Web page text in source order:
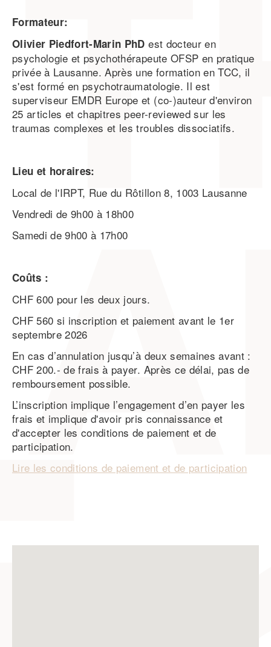
Formateur:
Olivier Piedfort-Marin PhDest docteur en
psychologie et psychothérapeute OFSP en pratique
privée à Lausanne. Après une formation en TCC, il
s'est formé en psychotraumatologie. Il est
superviseur EMDR Europe et (co-)auteur d'environ
25 articles et chapitres peer-reviewed sur les
traumas complexes et les troubles dissociatifs.
Lieu et horaires:
Local de l'IRPT, Rue du Rôtillon 8, 1003 Lausanne
Vendredi de 9h00 à 18h00
Samedi de 9h00 à 17h00
Coûts :
CHF 600 pour les deux jours.
CHF 560 si inscription et paiement avant le 1er
septembre 2026
En cas d’annulation jusqu’à deux semaines avant :
CHF 200.- de frais à payer. Après ce délai, pas de
remboursement possible.
L’inscription implique l’engagement d’en payer les
frais et implique d'avoir pris connaissance et
d'accepter les conditions de paiement et de
participation.
Lire les conditions de paiement et de participation